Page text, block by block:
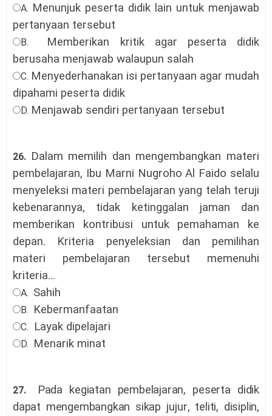
A. Menunjuk peserta didik lain untuk menjawab
pertanyaan tersebut
B.
Memberikan kritik agar peserta didik
berusaha menjawab walaupun salah
C. Menyederhanakan isi pertanyaan agar mudah
dipahami peserta didik
D. Menjawab sendiri pertanyaan tersebut
26. Dalam memilih dan mengembangkan materi
pembelajaran, Ibu Marni Nugroho Al Faido selalu
menyeleksi materi pembelajaran yang telah teruji
kebenarannya, tidak ketinggalan jaman dan
memberikan kontribusi untuk pemahaman ke
depan. Kriteria penyeleksian dan pemilihan
materi pembelajaran tersebut memenuhi
kriteria…
A. Sahih
B. Kebermanfaatan
C. Layak dipelajari
D. Menarik minat
27. Pada kegiatan pembelajaran, peserta didik
dapat mengembangkan sikap jujur, teliti, disiplin,